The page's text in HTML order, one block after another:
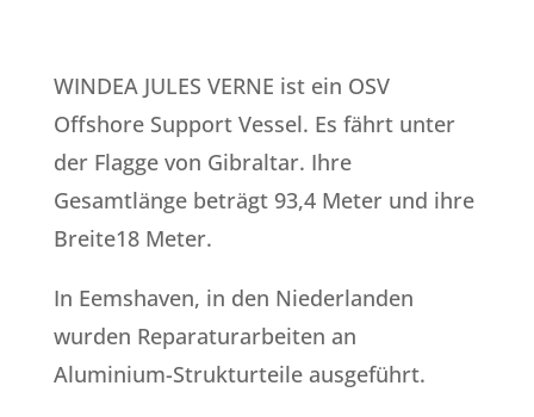
WINDEA JULES VERNE ist ein OSV
Offshore Support Vessel. Es fährt unter
der Flagge von Gibraltar. Ihre
Gesamtlänge beträgt 93,4 Meter und ihre
Breite18 Meter.
In Eemshaven, in den Niederlanden
wurden Reparaturarbeiten an
Aluminium-Strukturteile ausgeführt.